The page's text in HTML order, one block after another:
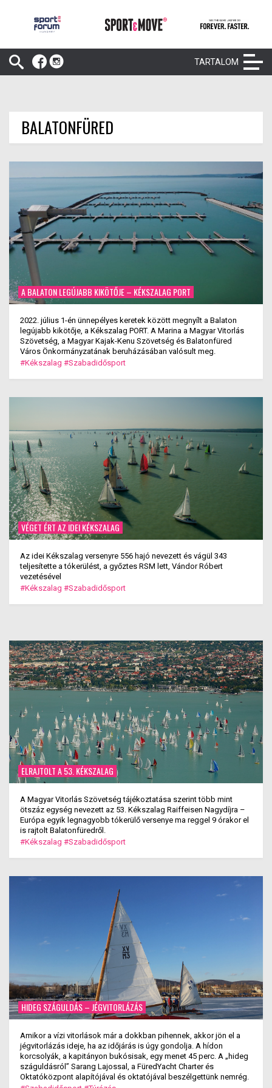
TARTALOM
BALATONFÜRED
A BALATON LEGÚJABB KIKÖTŐJE – KÉKSZALAG PORT
2022. július 1-én ünnepélyes keretek között megnyílt a Balaton
legújabb kikötője, a Kékszalag PORT. A Marina a Magyar Vitorlás
Szövetség, a Magyar Kajak-Kenu Szövetség és Balatonfüred
Város Önkormányzatának beruházásában valósult meg.
#Kékszalag #Szabadidősport
VÉGET ÉRT AZ IDEI KÉKSZALAG
Az idei Kékszalag versenyre 556 hajó nevezett és vágül 343
teljesítette a tókerülést, a győztes RSM lett, Vándor Róbert
vezetésével
#Kékszalag #Szabadidősport
ELRAJTOLT A 53. KÉKSZALAG
A Magyar Vitorlás Szövetség tájékoztatása szerint több mint
ötszáz egység nevezett az 53. Kékszalag Raiffeisen Nagydíjra –
Európa egyik legnagyobb tókerülő versenye ma reggel 9 órakor el
is rajtolt Balatonfüredről.
#Kékszalag #Szabadidősport
HIDEG SZÁGULDÁS – JÉGVITORLÁZÁS
Amikor a vízi vitorlások már a dokkban pihennek, akkor jön el a
jégvitorlázás ideje, ha az időjárás is úgy gondolja. A hídon
korcsolyák, a kapitányon bukósisak, egy menet 45 perc. A „hideg
száguldásról” Sarang Lajossal, a FüredYacht Charter és
Oktatóközpont alapítójával és oktatójával beszélgettünk nemrég.